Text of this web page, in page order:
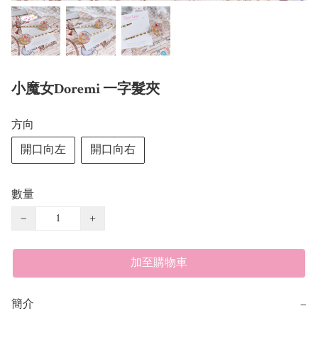
小魔女Doremi 一字髮夾
方向
開口向左
開口向右
數量
−
+
加至購物車
簡介 −